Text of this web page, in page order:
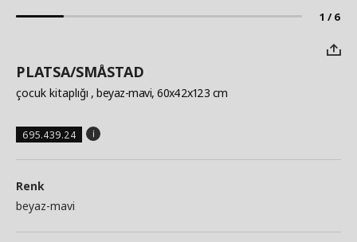
1 / 6
PLATSA/SMÅSTAD
çocuk kitaplığı , beyaz-mavi, 60x42x123 cm
695.439.24
Renk
beyaz-mavi